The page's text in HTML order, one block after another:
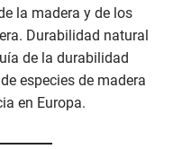
la madera y de los
Durabilidad natural
de la durabilidad
especies de madera
en Europa.